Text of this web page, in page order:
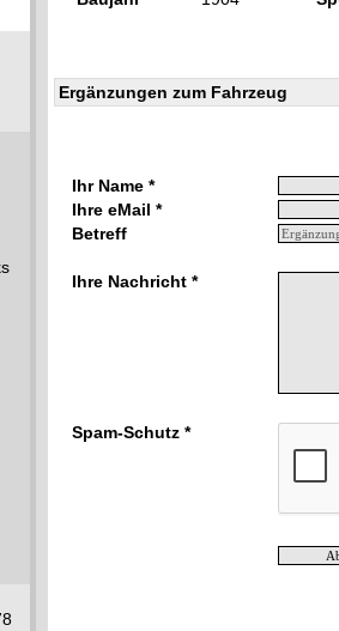
Ergänzungen zum Fahrzeug
Ihr Name *
Ihre eMail *
Betreff
Ihre Nachricht *
Spam-Schutz *